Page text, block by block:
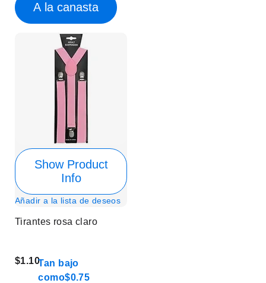
A la canasta
Show Product
Info
Añadir a la lista de deseos
Tirantes rosa claro
$1.10Tan bajo
como$0.75